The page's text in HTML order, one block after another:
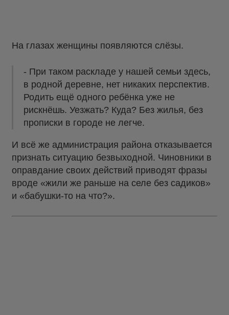
На глазах женщины появляются слёзы.
- При таком раскладе у нашей семьи здесь,
в родной деревне, нет никаких перспектив.
Родить ещё одного ребёнка уже не
рискнёшь. Уезжать? Куда? Без жилья, без
прописки в городе не легче.
И всё же администрация района отказывается
признать ситуацию безвыходной. Чиновники в
оправдание своих действий приводят фразы
вроде «жили же раньше на селе без садиков»
и «бабушки-то на что?».